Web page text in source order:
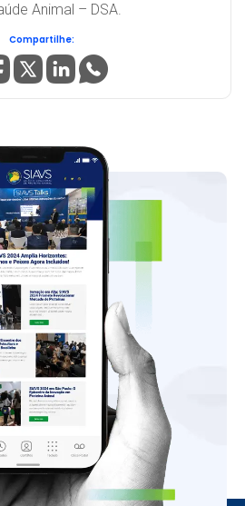
Animal – DSA.
Compartilhe: